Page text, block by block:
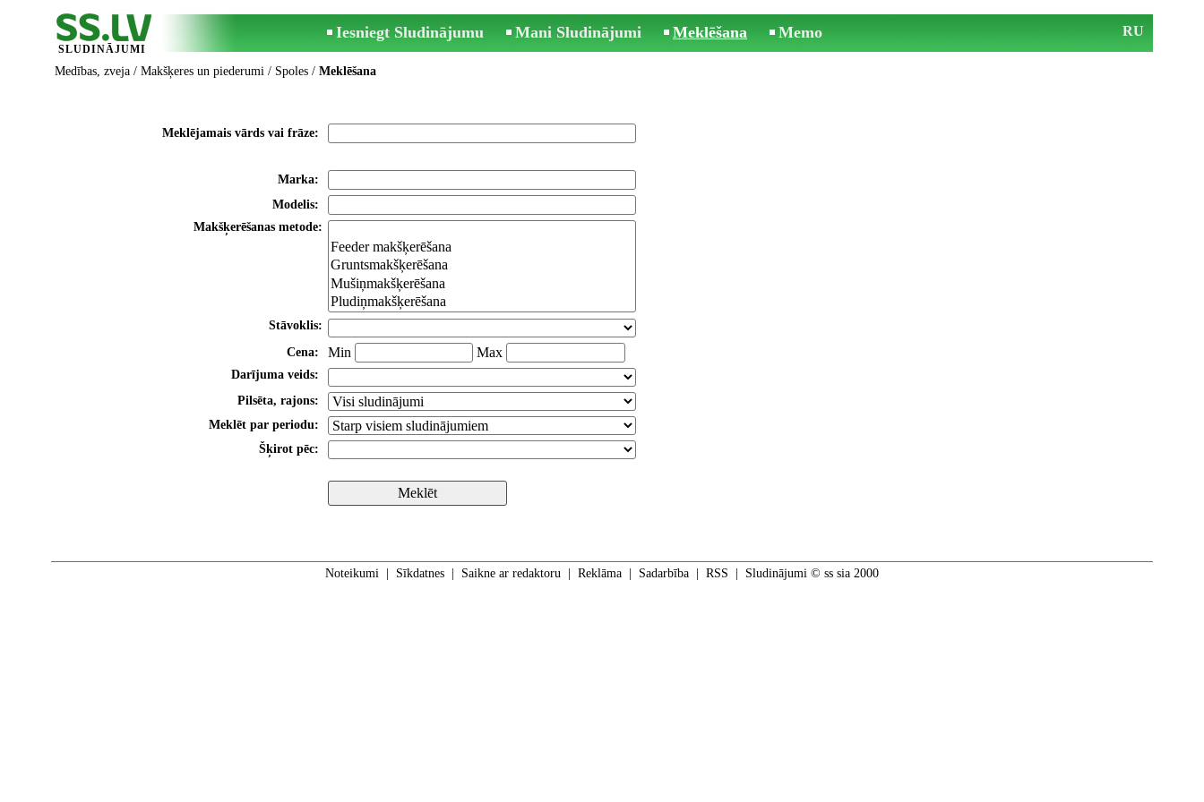
SLUDINĀJUMI
Iesniegt Sludinājumu Mani Sludinājumi Meklēšana Memo RU
Medības, zveja / Makšķeres un piederumi / Spoles / Meklēšana
Meklējamais vārds vai frāze:
Marka:
Modelis:
Makšķerēšanas metode:
Stāvoklis:
Cena:
Min Max
Darījuma veids:
Pilsēta, rajons:
Meklēt par periodu:
Šķirot pēc:
Noteikumi Sīkdatnes Saikne ar redaktoru Reklāma Sadarbība RSS | Sludinājumi © ss sia 2000